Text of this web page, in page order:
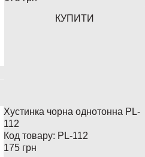
КУПИТИ
Хустинка чорна однотонна PL-
112
Код товару: PL-112
175 грн